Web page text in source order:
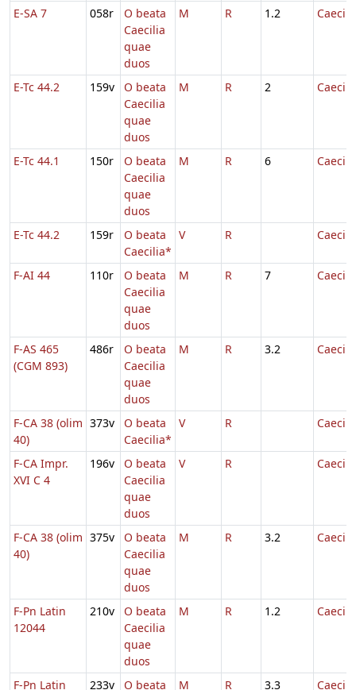
E-SA 7 058r
O beata
Caecilia
quae
duos
M R 1.2
E-Tc 44.2 159v
O beata
Caecilia
quae
duos
M R 2
E-Tc 44.1 150r
O beata
Caecilia
quae
duos
M R 6
E-Tc 44.2 159r
O beata
Caecilia*
V R
F-AI 44 110r
O beata
Caecilia
quae
duos
M R 7
F-AS 465
(CGM 893)
486r
O beata
Caecilia
quae
duos
M R 3.2
F-CA 38 (olim
40)
373v
O beata
Caecilia*
V R
F-CA Impr.
XVI C 4
196v
O beata
Caecilia
quae
duos
V R
F-CA 38 (olim
40)
375v
O beata
Caecilia
quae
duos
M R 3.2
F-Pn Latin
12044
210v
O beata
Caecilia
quae
duos
M R 1.2
F-Pn Latin
233v
O beata
M R 3.3